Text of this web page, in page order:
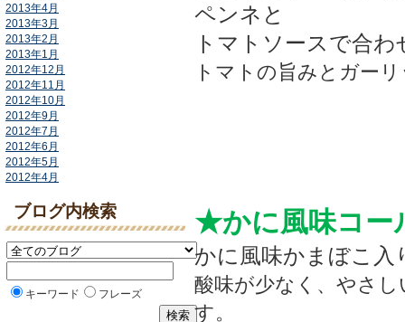
2013年4月
2013年3月
2013年2月
2013年1月
2012年12月
2012年11月
2012年10月
2012年9月
2012年7月
2012年6月
2012年5月
2012年4月
ブログ内検索
キーワード フレーズ
ペンネと
トマトソースで合
トマトの旨みとガー
★かに風味コー
かに風味かまぼこ入
酸味が少なく、やさ
す。